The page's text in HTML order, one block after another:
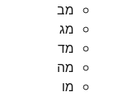
מב
מג
מד
מה
מו